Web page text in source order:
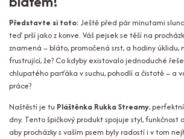
Představte si toto: Ještě před pár minutami
teď prší jako z konve. Váš pejsek se těší na
znamená – bláto, promočená srst, a hodiny úklidu,
frustrující, že? Co kdyby existovalo jednoduché
chlupatého parťáka v suchu, pohodlí a čistotě – a
práce?
Naštěstí je tu Pláštěnka Rukka Streamy,
dny. Tento špičkový produkt spojuje styl, funkčnost
aby procházky s vaším psem byly radostí i v tom